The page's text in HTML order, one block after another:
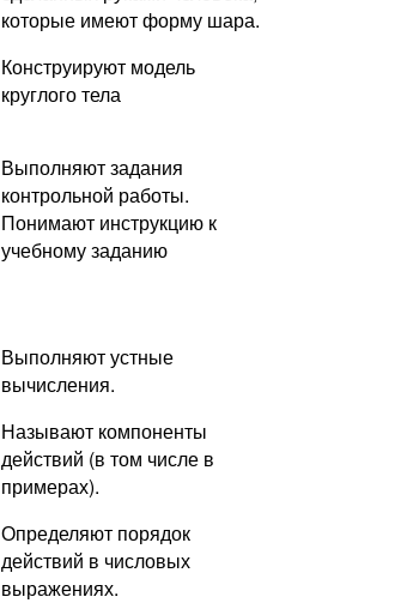
которые имеют форму шара.
Конструируют модель
круглого тела
Выполняют задания
контрольной работы.
Понимают инструкцию к
учебному заданию
Выполняют устные
вычисления.
Называют компоненты
действий (в том числе в
примерах).
Определяют порядок
действий в числовых
выражениях.